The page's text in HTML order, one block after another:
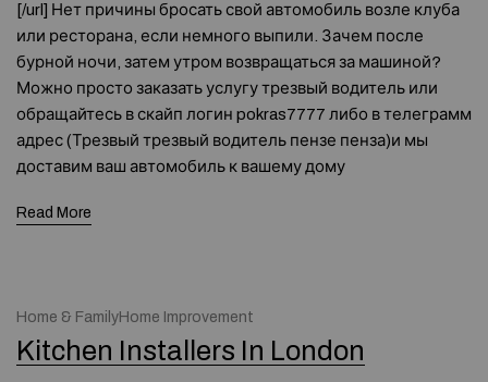
[/url] Нет причины бросать свой автомобиль возле клуба
или ресторана, если немного выпили. Зачем после
бурной ночи, затем утром возвращаться за машиной?
Можно просто заказать услугу трезвый водитель или
обращайтесь в скайп логин pokras7777 либо в телеграмм
адрес (Трезвый трезвый водитель пензе пенза)и мы
доставим ваш автомобиль к вашему дому
Read More
Home & FamilyHome Improvement
Kitchen Installers In London